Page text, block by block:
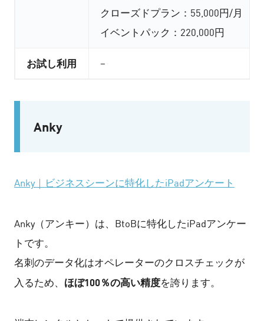
クローズドプラン：55,000円/月
イベントパック：220,000円
お試し利用 –
Anky
Anky｜ビジネスシーンに特化したiPadアンケート
Anky（アンキー）は、BtoBに特化したiPadアンケー
トです。
名刺のデータ化はオペレーターのクロスチェックが
入るため、 ほぼ100％の高い精度を誇ります。